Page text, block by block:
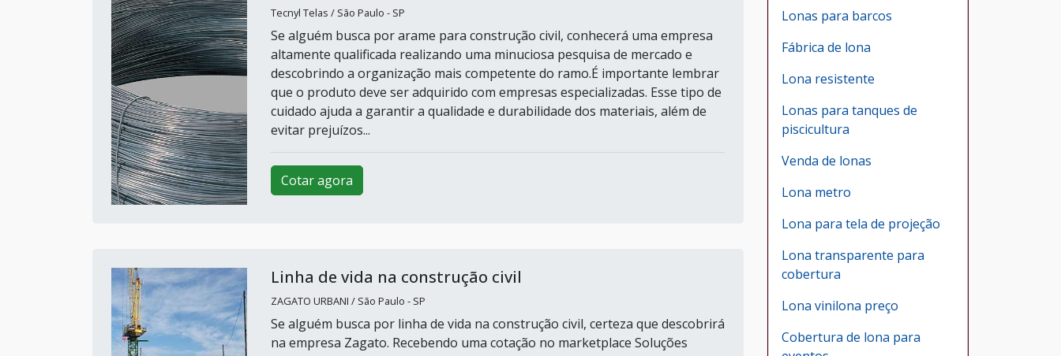
Tecnyl Telas / São Paulo - SP
Se alguém busca por arame para construção civil, conhecerá uma empresa
altamente qualificada realizando uma minuciosa pesquisa de mercado e
descobrindo a organização mais competente do ramo.É importante lembrar
que o produto deve ser adquirido com empresas especializadas. Esse tipo de
cuidado ajuda a garantir a qualidade e durabilidade dos materiais, além de
evitar prejuízos...
Cotar agora
Linha de vida na construção civil
ZAGATO URBANI / São Paulo - SP
Se alguém busca por linha de vida na construção civil, certeza que descobrirá
na empresa Zagato. Recebendo uma cotação no marketplace Soluções
Lonas para barcos
Fábrica de lona
Lona resistente
Lonas para tanques de
piscicultura
Venda de lonas
Lona metro
Lona para tela de projeção
Lona transparente para
cobertura
Lona vinilona preço
Cobertura de lona para